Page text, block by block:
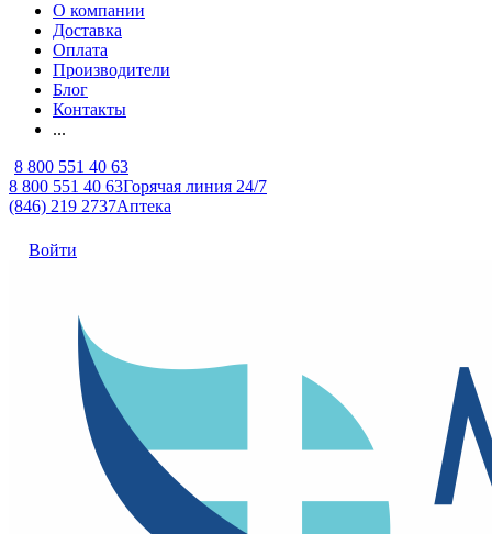
О компании
Доставка
Оплата
Производители
Блог
Контакты
...
8 800 551 40 63
8 800 551 40 63Горячая линия 24/7
(846) 219 2737Аптека
Войти